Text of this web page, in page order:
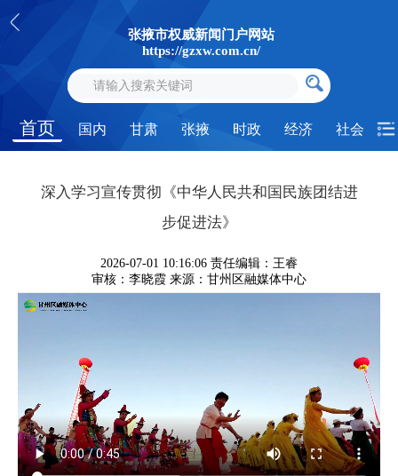
张掖市权威新闻门户网站
https://gzxw.com.cn/
首页 国内 甘肃 张掖 时政 经济 社会
深入学习宣传贯彻《中华人民共和国民族团结进
步促进法》
2026-07-01 10:16:06 责任编辑：王睿
审核：李晓霞 来源：甘州区融媒体中心